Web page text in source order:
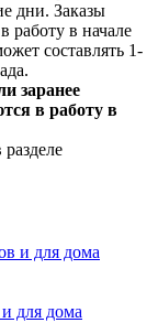
дни. Заказы
работу в начале
составлять 1-
заранее
в работу в
для дома